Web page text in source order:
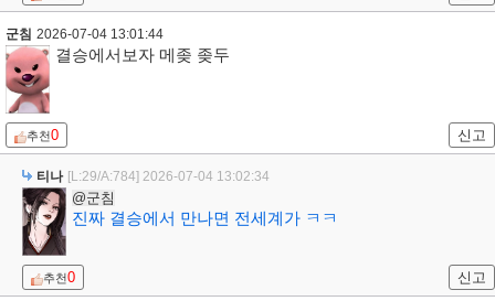
군침 2026-07-04 13:01:44
결승에서보자 메좆 좆두
추천0 신고
티나 [L:29/A:784] 2026-07-04 13:02:34
@군침
진짜 결승에서 만나면 전세계가 ㅋㅋ
추천0 신고